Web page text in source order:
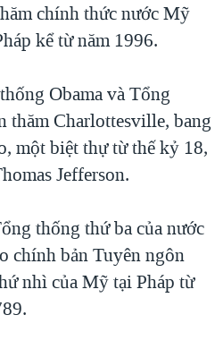
chính thức nước Mỹ
kể từ năm 1996.
Obama và Tổng
thăm Charlottesville, bang
một biệt thự từ thế kỷ 18,
Jefferson.
thống thứ ba của nước
chính bản Tuyên ngôn
nhì của Mỹ tại Pháp từ